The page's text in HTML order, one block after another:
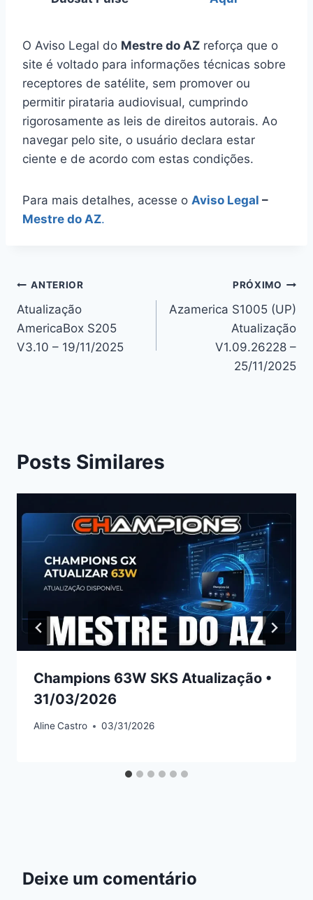
O Aviso Legal do Mestre do AZ reforça que o
site é voltado para informações técnicas sobre
receptores de satélite, sem promover ou
permitir pirataria audiovisual, cumprindo
rigorosamente as leis de direitos autorais. Ao
navegar pelo site, o usuário declara estar
ciente e de acordo com estas condições.
Para mais detalhes, acesse o Aviso Legal –
Mestre do AZ.
Navegação
de
Post
ANTERIOR
Atualização
AmericaBox S205
V3.10 – 19/11/2025
PRÓXIMO
Azamerica S1005 (UP)
Atualização
V1.09.26228 –
25/11/2025
Posts Similares
Champions 63W SKS Atualização •
31/03/2026
AlineCastro 03/31/2026
Deixe um comentário